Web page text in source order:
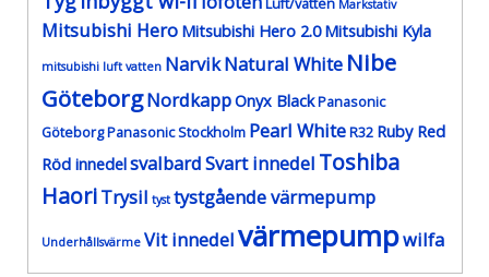
Luft/vatten Markstativ
Mitsubishi Hero Mitsubishi Hero 2.0 Mitsubishi Kyla
mitsubishi luft vatten NarvikNatural White Nibe
GöteborgNordkappOnyx BlackPanasonic
GöteborgPanasonic Stockholm Pearl WhiteR32 Ruby Red
Röd innedelsvalbardSvart innedel Toshiba
HaoriTrysil tyst tystgående värmepump
Underhållsvärme Vit innedelvärmepumpwilfa